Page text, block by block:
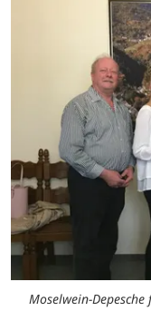
Moselwein-